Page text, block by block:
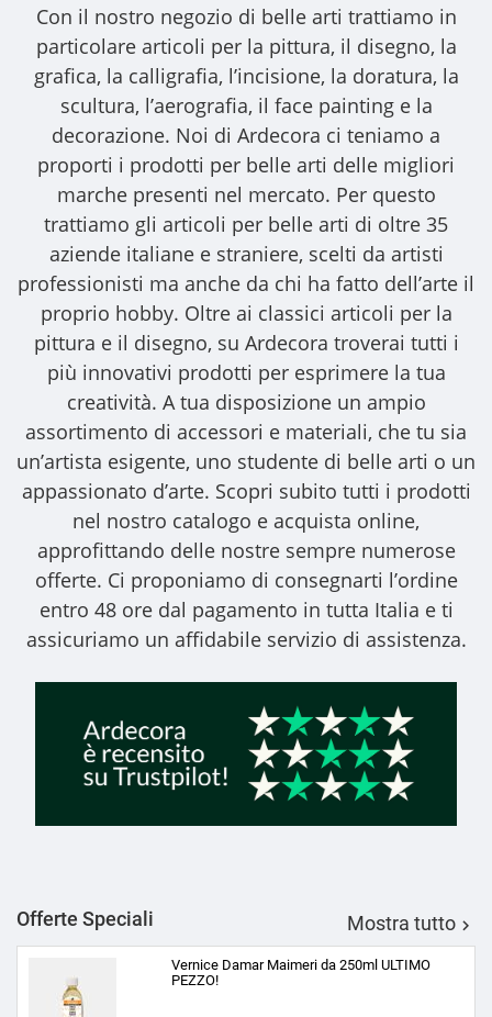
Con il nostro negozio di belle arti trattiamo in
particolare articoli per la pittura, il disegno, la
grafica, la calligrafia, l’incisione, la doratura, la
scultura, l’aerografia, il face painting e la
decorazione. Noi di Ardecora ci teniamo a
proporti i prodotti per belle arti delle migliori
marche presenti nel mercato. Per questo
trattiamo gli articoli per belle arti di oltre 35
aziende italiane e straniere, scelti da artisti
professionisti ma anche da chi ha fatto dell’arte il
proprio hobby. Oltre ai classici articoli per la
pittura e il disegno, su Ardecora troverai tutti i
più innovativi prodotti per esprimere la tua
creatività. A tua disposizione un ampio
assortimento di accessori e materiali, che tu sia
un’artista esigente, uno studente di belle arti o un
appassionato d’arte. Scopri subito tutti i prodotti
nel nostro catalogo e acquista online,
approfittando delle nostre sempre numerose
offerte. Ci proponiamo di consegnarti l’ordine
entro 48 ore dal pagamento in tutta Italia e ti
assicuriamo un affidabile servizio di assistenza.
Offerte Speciali Mostra tutto 
Vernice Damar Maimeri da 250ml ULTIMO
PEZZO!